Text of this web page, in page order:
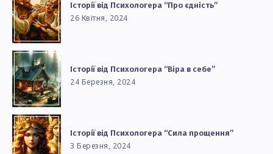
Історії від Психологера “Про єдність”
26 Квітня, 2024
Історії від Психологера “Віра в себе”
24 Березня, 2024
Історії від Психологера “Сила прощення”
3 Березня, 2024